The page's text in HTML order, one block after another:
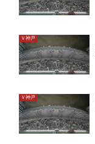
Ｖ神戸
Ｖ神戸